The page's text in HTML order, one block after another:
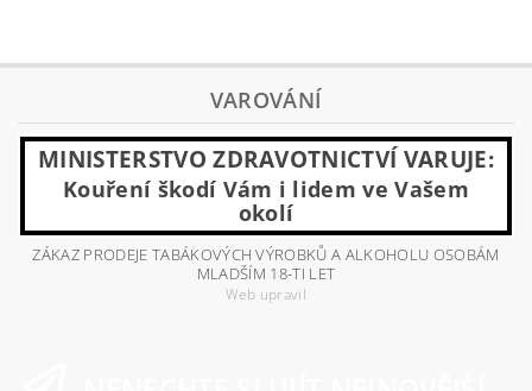
VAROVÁNÍ
MINISTERSTVO ZDRAVOTNICTVÍ VARUJE:
Kouření škodí Vám i lidem ve Vašem
okolí
ZÁKAZ PRODEJE TABÁKOVÝCH VÝROBKŮ A ALKOHOLU OSOBÁM
MLADŠÍM 18-TI LET
Web upravil